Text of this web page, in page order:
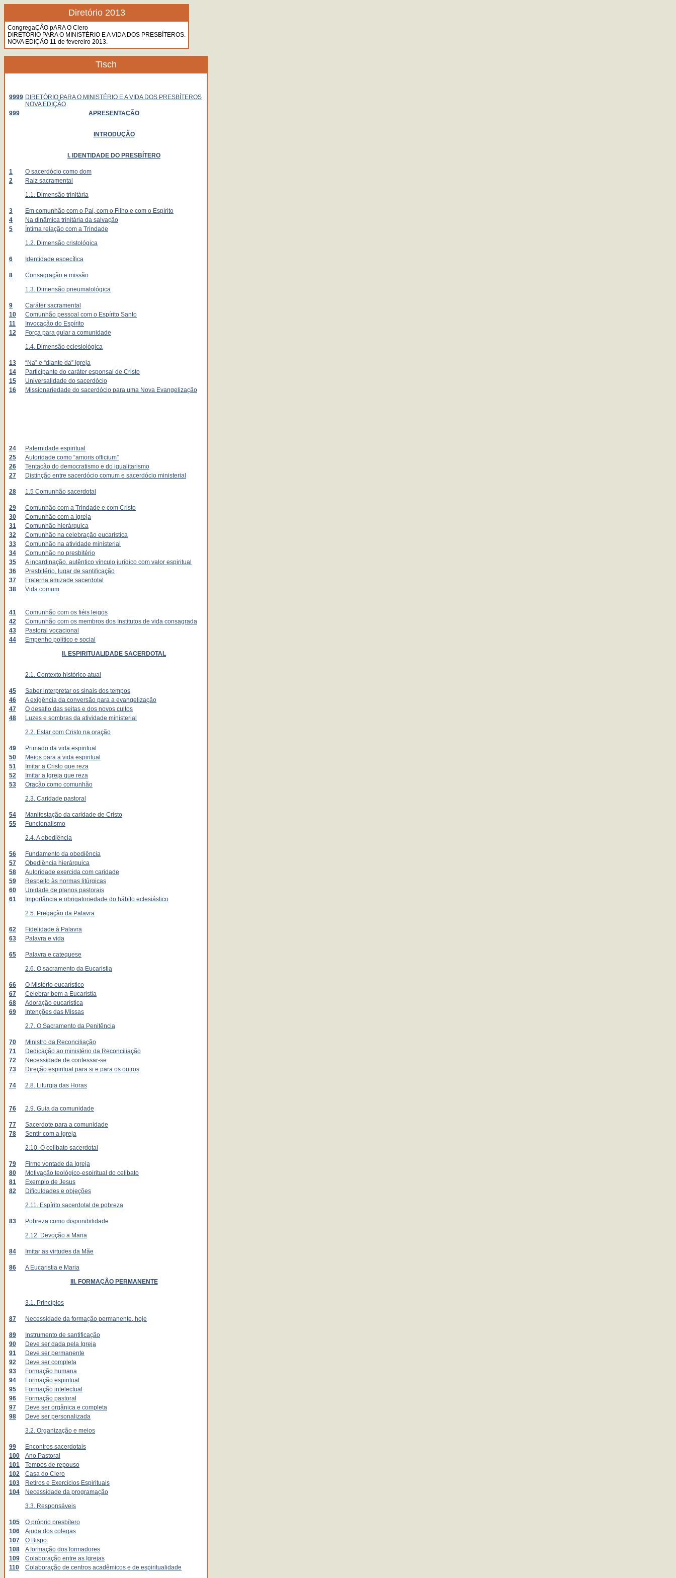
Diretório 2013
CongregaÇÃO pARA O Clero
DIRETÓRIO PARA O MINISTÉRIO E A VIDA DOS PRESBÍTEROS.
NOVA EDIÇÃO 11 de fevereiro 2013.
Tisch
9999 DIRETÓRIO PARA O MINISTÉRIO E A VIDA DOS PRESBÍTEROS
NOVA EDIÇÃO
999
APRESENTAÇÃO
INTRODUÇÃO
I. IDENTIDADE DO PRESBÍTERO
1
O sacerdócio como dom
2
Raiz sacramental
1.1. Dimensão trinitária
3
Em comunhão com o Pai, com o Filho e com o Espírito
4
Na dinâmica trinitária da salvação
5
Íntima relação com a Trindade
1.2. Dimensão cristológica
6 Identidade específica
8
Consagração e missão
1.3. Dimensão pneumatológica
9
Caráter sacramental
10
Comunhão pessoal com o Espírito Santo
11
Invocação do Espírito
12
Força para guiar a comunidade
1.4. Dimensão eclesiológica
13
“Na” e “diante da” Igreja
14
Participante do caráter esponsal de Cristo
15
Universalidade do sacerdócio
16
Missionariedade do sacerdócio para uma Nova Evangelização
24
Paternidade espiritual
25
Autoridade como “amoris officium”
26
Tentação do democratismo e do igualitarismo
27
Distinção entre sacerdócio comum e sacerdócio ministerial
28 1.5 Comunhão sacerdotal
29
Comunhão com a Trindade e com Cristo
30
Comunhão com a Igreja
31
Comunhão hierárquica
32
Comunhão na celebração eucarística
33
Comunhão na atividade ministerial
34
Comunhão no presbitério
35
A incardinação, autêntico vínculo jurídico com valor espiritual
36
Presbitério, lugar de santificação
37
Fraterna amizade sacerdotal
38
Vida comum
41
Comunhão com os fiéis leigos
42
Comunhão com os membros dos Institutos de vida consagrada
43
Pastoral vocacional
44
Empenho político e social
II. ESPIRITUALIDADE SACERDOTAL
2.1. Contexto histórico atual
45
Saber interpretar os sinais dos tempos
46
A exigência da conversão para a evangelização
47
O desafio das seitas e dos novos cultos
48
Luzes e sombras da atividade ministerial
2.2. Estar com Cristo na oração
49
Primado da vida espiritual
50
Meios para a vida espiritual
51
Imitar a Cristo que reza
52
Imitar a Igreja que reza
53
Oração como comunhão
2.3. Caridade pastoral
54
Manifestação da caridade de Cristo
55
Funcionalismo
2.4. A obediência
56
Fundamento da obediência
57
Obediência hierárquica
58
Autoridade exercida com caridade
59
Respeito às normas litúrgicas
60
Unidade de planos pastorais
61
Importância e obrigatoriedade do hábito eclesiástico
2.5. Pregação da Palavra
62
Fidelidade à Palavra
63
Palavra e vida
65
Palavra e catequese
2.6. O sacramento da Eucaristia
66
O Mistério eucarístico
67
Celebrar bem a Eucaristia
68
Adoração eucarística
69
Intenções das Missas
2.7. O Sacramento da Penitência
70
Ministro da Reconciliação
71
Dedicação ao ministério da Reconciliação
72
Necessidade de confessar-se
73
Direção espiritual para si e para os outros
74 2.8. Liturgia das Horas
76 2.9. Guia da comunidade
77
Sacerdote para a comunidade
78
Sentir com a Igreja
2.10. O celibato sacerdotal
79
Firme vontade da Igreja
80
Motivação teológico-espiritual do celibato
81
Exemplo de Jesus
82
Dificuldades e objeções
2.11. Espírito sacerdotal de pobreza
83
Pobreza como disponibilidade
2.12. Devoção a Maria
84 Imitar as virtudes da Mãe
86
A Eucaristia e Maria
III. FORMAÇÃO PERMANENTE
3.1. Princípios
87 Necessidade da formação permanente, hoje
89
Instrumento de santificação
90
Deve ser dada pela Igreja
91
Deve ser permanente
92
Deve ser completa
93
Formação humana
94
Formação espiritual
95
Formação intelectual
96
Formação pastoral
97
Deve ser orgânica e completa
98
Deve ser personalizada
3.2. Organização e meios
99
Encontros sacerdotais
100
Ano Pastoral
101
Tempos de repouso
102
Casa do Clero
103
Retiros e Exercícios Espirituais
104
Necessidade da programação
3.3. Responsáveis
105
O próprio presbítero
106
Ajuda dos colegas
107
O Bispo
108
A formação dos formadores
109
Colaboração entre as Igrejas
110
Colaboração de centros acadêmicos e de espiritualidade